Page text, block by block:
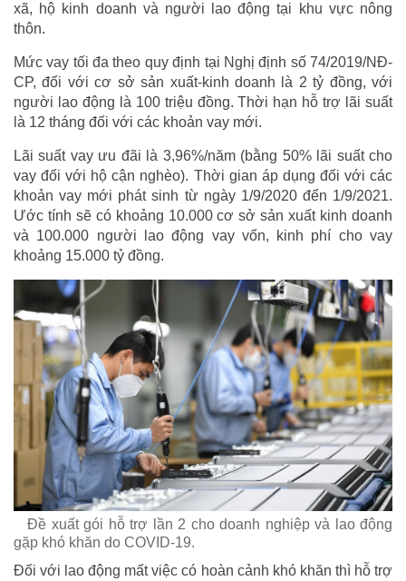
xã, hộ kinh doanh và người lao động tại khu vực nông
thôn.
Mức vay tối đa theo quy định tại Nghị định số 74/2019/NĐ-
CP, đối với cơ sở sản xuất-kinh doanh là 2 tỷ đồng, với
người lao động là 100 triệu đồng. Thời hạn hỗ trợ lãi suất
là 12 tháng đối với các khoản vay mới.
Lãi suất vay ưu đãi là 3,96%/năm (bằng 50% lãi suất cho
vay đối với hộ cận nghèo). Thời gian áp dụng đối với các
khoản vay mới phát sinh từ ngày 1/9/2020 đến 1/9/2021.
Ước tính sẽ có khoảng 10.000 cơ sở sản xuất kinh doanh
và 100.000 người lao động vay vốn, kinh phí cho vay
khoảng 15.000 tỷ đồng.
Đề xuất gói hỗ trợ lần 2 cho doanh nghiệp và lao động
gặp khó khăn do COVID-19.
Đối với lao động mất việc có hoàn cảnh khó khăn thì hỗ trợ